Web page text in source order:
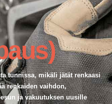
tunnissa, mikäli jätät renkaasi
renkaiden vaihdon,
ja vakuutuksen uusille